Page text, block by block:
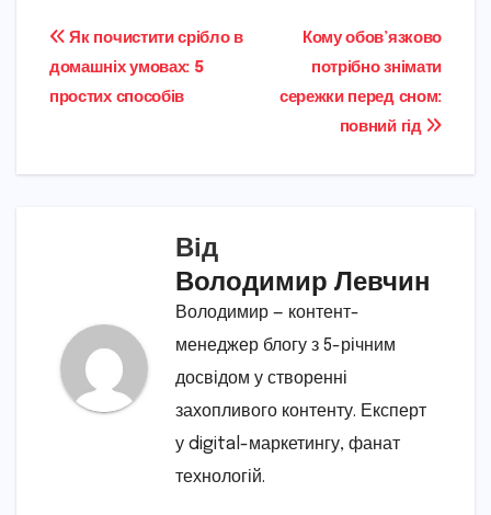
Навігація
записів
Кому обов’язково
потрібно знімати
сережки перед сном:
повний гід
Як почистити срібло в
домашніх умовах: 5
простих способів
Від
Володимир Левчин
Володимир — контент-
менеджер блогу з 5-річним
досвідом у створенні
захопливого контенту. Експерт
у digital-маркетингу, фанат
технологій.